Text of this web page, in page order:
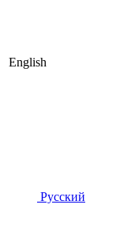
English
Русский